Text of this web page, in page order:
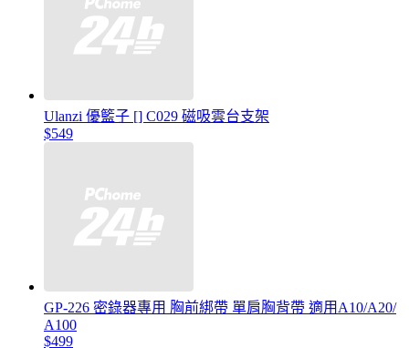
Ulanzi 優籃子 [] C029 磁吸雲台支架
$549
GP-226 密錄器專用 胸前綁帶 單肩胸背帶 適用A10/A20/
A100
$499